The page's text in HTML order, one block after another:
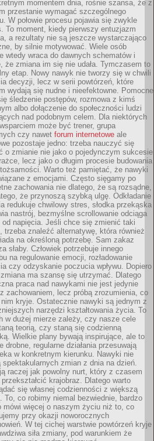
momentem dnia, rośnie szansa, że z
przestanie wymagać szczególnego
W połowie procesu pojawia się zwykle
To moment, kiedy pierwszy entuzjazm
a rezultaty nie są jeszcze wystarczająco
by silnie motywować. Wiele osób
wtedy wraca do dawnych schematów i
że zmiana im się nie udała. Tymczasem to
etap. Nowy nawyk nie tworzy się w chwili
decyzji, lecz w serii powtórzeń, które
wydają się nudne i nieefektowne. Pomocne
śledzenie postępów, rozmowa z kimś
albo dołączenie do społeczności ludzi
nad podobnym celem. Dla niektórych
może być trener, grupa
czy nawet forum internetowe ale
pozostaje jedno: trzeba nauczyć się
o zmianie nie jako o pojedynczym sukcesie
lecz jako o długim procesie budowania
Warto też pamiętać, że nawyki
z emocjami. Często sięgamy po
zachowania nie dlatego, że są rozsądne,
że przynoszą szybką ulgę. Odkładanie
redukuje chwilowy stres, słodka przekąska
nastrój, bezmyślne scrollowanie odciąga
od napięcia. Jeśli chce się zmienić taki
trzeba znaleźć alternatywę, która również
na określoną potrzebę. Sam zakaz
słaby. Człowiek potrzebuje innego
na regulowanie emocji, rozładowanie
czy odzyskanie poczucia wpływu. Dopiero
ma szansę się utrzymać. Dlatego
praca nad nawykami nie jest jedynie
zachowaniem, lecz próbą zrozumienia, co
kryje. Ostatecznie nawyki są jednym z
narzędzi kształtowania życia. To
w dużej mierze zależy, czy nasze cele
teorią, czy staną się codzienną
Wielkie plany bywają inspirujące, ale to
drobne, regularne działania przesuwają
w konkretnym kierunku. Nawyki nie
spektakularnych zmian z dnia na dzień.
raczej jak powolny nurt, który z czasem
przekształcić krajobraz. Dlatego warto
się własnej codzienności z większą
To, co robimy niemal bezwiednie, bardzo
mówi więcej o naszym życiu niż to, co
przy okazji noworocznych
W tej cichej warstwie powtórzeń kryje
siła zmiany, pod warunkiem że